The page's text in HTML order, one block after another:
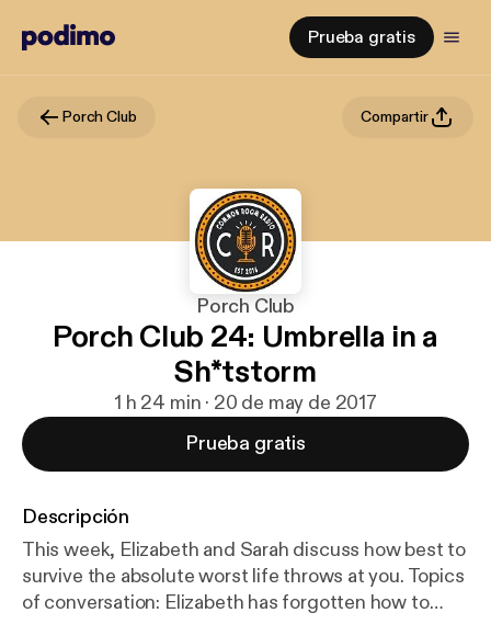
Prueba gratis
Porch Club Compartir
Porch Club
Porch Club 24: Umbrella in a
Sh*tstorm
1 h 24 min · 20 de may de 2017
Prueba gratis
Descripción
This week, Elizabeth and Sarah discuss how best to
survive the absolute worst life throws at you. Topics
of conversation: Elizabeth has forgotten how to